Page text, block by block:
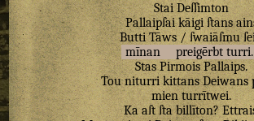
Stai Deſſimton
Pallaipſai kāigi ſtans
Butti Tāws/ſwaiāſmu
mīnan
preigērbt turri.
Stas Pirmois Pallaips.
Tou niturri kittans Deiwans
mien turrītwei.
Ka aſt ſta billīton?